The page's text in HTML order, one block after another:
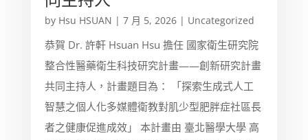
by Hsu HSUAN | 7 月 5, 2026| Uncategorized
恭賀 Dr. 許軒 Hsuan Hsu 擔任 國家衛生研究院
整合性醫藥衛生科技研究計畫——創新研究計畫
共同主持人，計畫題目為： 「探索生成式人工
智慧之個人化多媒體衛教對肌少型肥胖症社區長
者之健康促進成效」 本計畫由 臺北醫學大學 高